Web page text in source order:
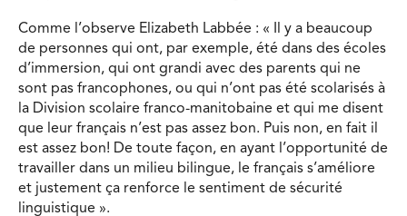
Comme l’observe Elizabeth Labbée : « Il y a beaucoup
de personnes qui ont, par exemple, été dans des écoles
d’immersion, qui ont grandi avec des parents qui ne
sont pas francophones, ou qui n’ont pas été scolarisés à
la Division scolaire franco-manitobaine et qui me disent
que leur français n’est pas assez bon. Puis non, en fait il
est assez bon! De toute façon, en ayant l’opportunité de
travailler dans un milieu bilingue, le français s’améliore
et justement ça renforce le sentiment de sécurité
linguistique ».